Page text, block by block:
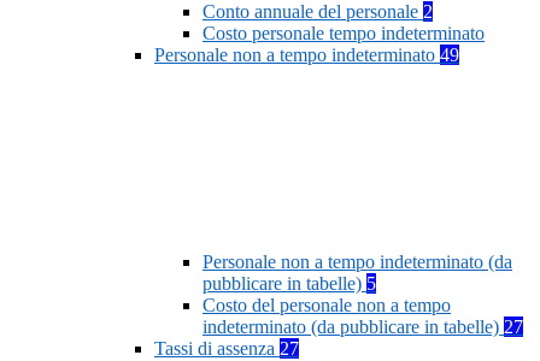
Conto annuale del personale 2
Costo personale tempo indeterminato
Personale non a tempo indeterminato 49
Personale non a tempo indeterminato (da
pubblicare in tabelle) 5
Costo del personale non a tempo
indeterminato (da pubblicare in tabelle) 27
Tassi di assenza 27